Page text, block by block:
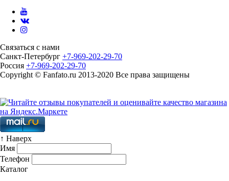
Связаться с нами
Санкт-Петербург +7-969-202-29-70
Россия +7-969-202-29-70
Copyright © Fanfato.ru 2013-2020 Все права защищены
↑ Наверх
Имя
Телефон
Каталог